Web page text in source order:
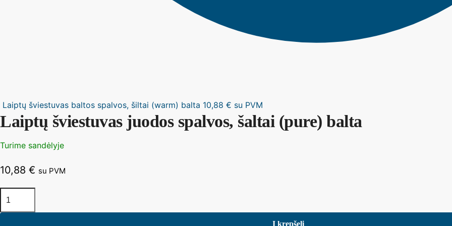
Laiptų šviestuvas baltos spalvos, šiltai (warm) balta 10,88 € su PVM
Laiptų šviestuvas juodos spalvos, šaltai (pure) balta
Turime sandėlyje
10,88 € su PVM
kiekis:
Į krepšelį